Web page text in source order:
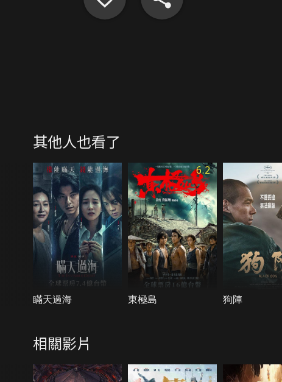
其他人也看了
瞞天過海
6.2
東極島 狗陣
相關影片